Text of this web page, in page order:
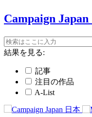
Campaign Japan
結果を見る:
記事
注目の作品
A-List